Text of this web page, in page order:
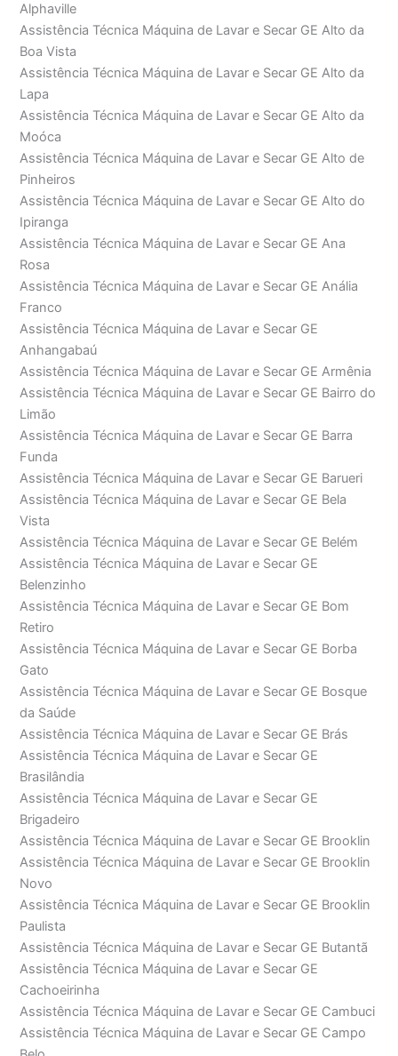
Alphaville
Assistência Técnica Máquina de Lavar e Secar GE Alto da
Boa Vista
Assistência Técnica Máquina de Lavar e Secar GE Alto da
Lapa
Assistência Técnica Máquina de Lavar e Secar GE Alto da
Moóca
Assistência Técnica Máquina de Lavar e Secar GE Alto de
Pinheiros
Assistência Técnica Máquina de Lavar e Secar GE Alto do
Ipiranga
Assistência Técnica Máquina de Lavar e Secar GE Ana
Rosa
Assistência Técnica Máquina de Lavar e Secar GE Anália
Franco
Assistência Técnica Máquina de Lavar e Secar GE
Anhangabaú
Assistência Técnica Máquina de Lavar e Secar GE Armênia
Assistência Técnica Máquina de Lavar e Secar GE Bairro do
Limão
Assistência Técnica Máquina de Lavar e Secar GE Barra
Funda
Assistência Técnica Máquina de Lavar e Secar GE Barueri
Assistência Técnica Máquina de Lavar e Secar GE Bela
Vista
Assistência Técnica Máquina de Lavar e Secar GE Belém
Assistência Técnica Máquina de Lavar e Secar GE
Belenzinho
Assistência Técnica Máquina de Lavar e Secar GE Bom
Retiro
Assistência Técnica Máquina de Lavar e Secar GE Borba
Gato
Assistência Técnica Máquina de Lavar e Secar GE Bosque
da Saúde
Assistência Técnica Máquina de Lavar e Secar GE Brás
Assistência Técnica Máquina de Lavar e Secar GE
Brasilândia
Assistência Técnica Máquina de Lavar e Secar GE
Brigadeiro
Assistência Técnica Máquina de Lavar e Secar GE Brooklin
Assistência Técnica Máquina de Lavar e Secar GE Brooklin
Novo
Assistência Técnica Máquina de Lavar e Secar GE Brooklin
Paulista
Assistência Técnica Máquina de Lavar e Secar GE Butantã
Assistência Técnica Máquina de Lavar e Secar GE
Cachoeirinha
Assistência Técnica Máquina de Lavar e Secar GE Cambuci
Assistência Técnica Máquina de Lavar e Secar GE Campo